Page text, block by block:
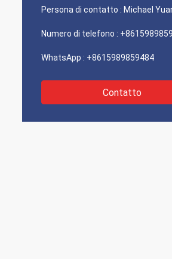
Persona di contatto : Michael
Numero di telefono :
WhatsApp : +8615989859484
Contatto